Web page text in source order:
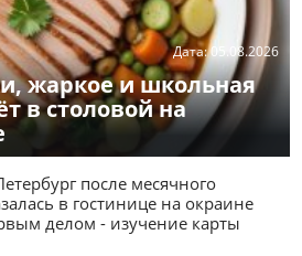
жаркое и школьная
в столовой на
Дата:05.08.2026
после месячного
в гостинице на окраине
делом - изучение карты